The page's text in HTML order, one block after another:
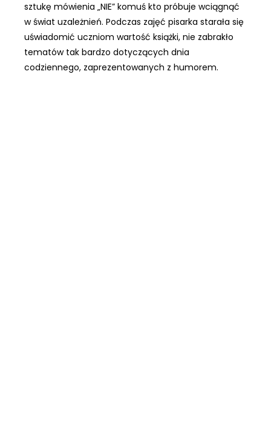
sztukę mówienia „NIE” komuś kto próbuje wciągnąć
w świat uzależnień. Podczas zajęć pisarka starała się
uświadomić uczniom wartość książki, nie zabrakło
tematów tak bardzo dotyczących dnia
codziennego, zaprezentowanych z humorem.